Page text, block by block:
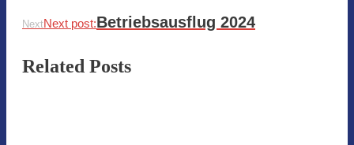
NextNext post:Betriebsausflug 2024
Related Posts